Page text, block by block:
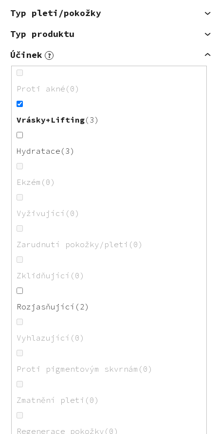
Typ pleti/pokožky
Typ produktu
Účinek
?
Proti akné 0
Vrásky+Lifting 3
Hydratace 3
Ekzém 0
Vyživující 0
Zarudnutí pokožky/pleti 0
Zklidňující 0
Rozjasňující 2
Vyhlazující 0
Proti pigmentovým skvrnám 0
Zmatnění pleti 0
Regenerace pokožky 0